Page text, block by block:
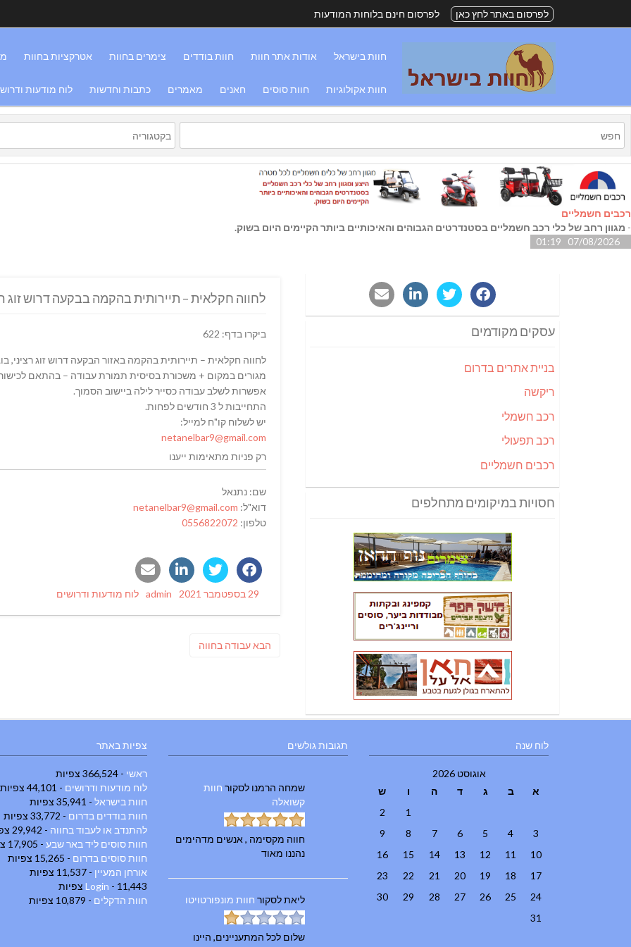
לפרסום באתר לחץ כאן לפרסום חינם בלוחות המודעות
חוות בישראל אודות אתר חוות חוות בודדים צימרים בחוות אטרקציות בחוות
חוות אקולוגיות חוות סוסים חאנים מאמרים כתבות וחדשות לוח מודעות
רכבים חשמליים
- מגוון רחב של כלי רכב חשמליים בסטנדרטים הגבוהים והאיכותיים ביותר הקיימים היום בשוק.
07/08/2026 01:19
לחווה חקלאית – תיירותית בהקמה בבקעה דרוש זוג
ביקרו בדף: 622
לחווה חקלאית – תיירותית בהקמה באזור הבקעה דרוש זוג רציני,
מגורים במקום + משכורת בסיסית תמורת עבודה – בהתאם
אפשרות לשלב עבודה כסייר לילה ביישוב הסמוך.
התחייבות ל 3 חודשים לפחות.
יש לשלוח קו"ח למייל:
netanelbar9@gmail.com
רק פניות מתאימות ייענו
שם: נתנאל
דוא"ל: netanelbar9@gmail.com
טלפון: 0556822072
Posted
29 בספטמבר 2021 Author
admin
Categories
לוח מודעות ודרושים
הבאפוסט
עבודה בחווה
עסקים מקודמים
בניית אתרים בדרום
ריקשה
רכב חשמלי
רכב תפעולי
רכבים חשמליים
חסויות במיקומים מתחלפים
צפיות באתר
ראשי - 366,524 צפיות
לוח מודעות ודרושים - 44,101 צפיות
חוות בישראל - 35,941 צפיות
חוות בודדים בדרום - 33,772 צפיות
להתנדב או לעבוד בחווה - 29,942 צפיות
חוות סוסים ליד באר שבע - 17,905 צפיות
חוות סוסים בדרום - 15,265 צפיות
אורחן המעיין - 11,537 צפיות
Login - 11,443 צפיות
חוות הדקלים - 10,879 צפיות
תגובות גולשים
שמחה הרמנו לסקור חוות
קשואלה
חווה מקסימה , אנשים מדהימים
נהננו מאוד
ליאתלסקור חוות מונפורטויטו
שלום לכל המתעניינים, היינו
לוח שנה
אוגוסט 2026
א
ב ג ד ה ו
ש
1
2
3
4
5
6
7
8
9
10
11
12
13
14
15
16
17
18
19
20
21
22
23
24
25
26
27
28
29
30
31